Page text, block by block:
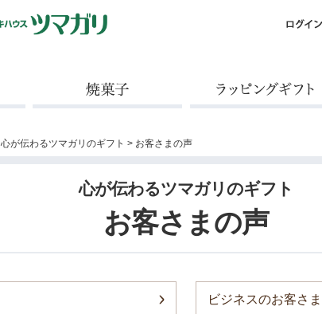
心が伝わるツマガリのギフト > お客さまの声
心が伝わるツマガリのギフト
お客さまの声
ビジネスのお客さま